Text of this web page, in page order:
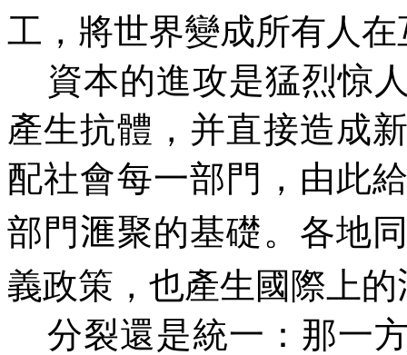
工，將世界變成所有人
資本的進攻是猛烈惊
產生抗體，并直接造成
配社會每一部門，由此
部門滙聚的基礎。各地
義政策，也產生國際上的
分裂還是統一：那一